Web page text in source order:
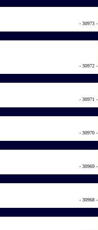
- 30973 -
- 30972 -
- 30971 -
- 30970 -
- 30969 -
- 30968 -